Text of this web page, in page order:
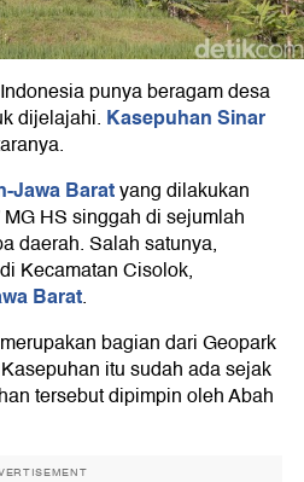
Indonesia punya beragam desa
dijelajahi. Kasepuhan Sinar
Jawa Baratyang dilakukan
HS singgah di sejumlah
daerah. Salah satunya,
Kecamatan Cisolok,
Barat.
bagian dari Geopark
itu sudah ada sejak
tersebut dipimpin oleh Abah